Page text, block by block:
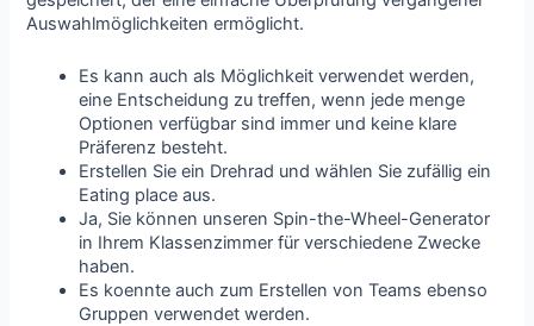
Auswahlmöglichkeiten ermöglicht.
Es kann auch als Möglichkeit verwendet werden,
eine Entscheidung zu treffen, wenn jede menge
Optionen verfügbar sind immer und keine klare
Präferenz besteht.
Erstellen Sie ein Drehrad und wählen Sie zufällig ein
Eating place aus.
Ja, Sie können unseren Spin-the-Wheel-Generator
in Ihrem Klassenzimmer für verschiedene Zwecke
haben.
Es koennte auch zum Erstellen von Teams ebenso
Gruppen verwendet werden.